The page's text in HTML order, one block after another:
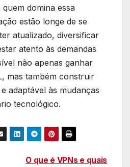
domina essa
estão longe de se
atualizado, diversificar
atento às demandas
não apenas ganhar
mas também construir
adaptável às mudanças
tecnológico.
O que é VPNs e quais